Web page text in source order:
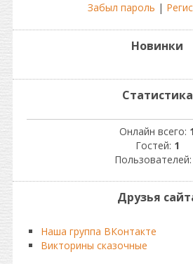
Забыл пароль |
Новинки
Статистика
Онлайн всего: 1
Гостей: 1
Пользователей:
Друзья
Наша группа ВКонтакте
Викторины сказочные